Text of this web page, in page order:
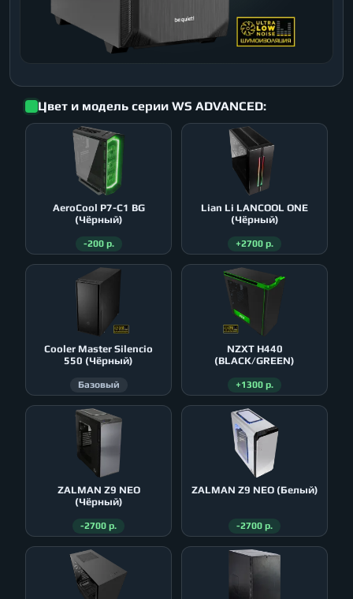
Цвет и модель серии WS ADVANCED:
AeroСool P7-C1 BG
(Чёрный)
-200 р.
Lian Li LANCOOL ONE
(Чёрный)
+2700 р.
Cooler Master Silencio
550 (Чёрный)
Базовый
NZXT H440
(BLACK/GREEN)
+1300 р.
ZALMAN Z9 NEO
(Чёрный)
-2700 р.
ZALMAN Z9 NEO (Белый)
-2700 р.